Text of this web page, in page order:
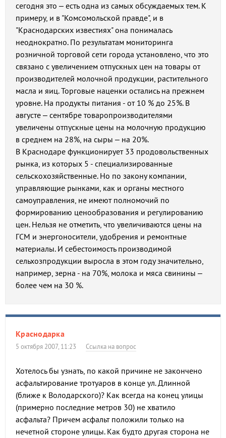
сегодня это – есть одна из самых обсуждаемых тем. К
примеру, и в "Комсомольской правде", и в
"Краснодарских известиях" она понималась
неоднократно. По результатам мониторинга
розничной торговой сети города установлено, что это
связано с увеличением отпускных цен на товары от
производителей молочной продукции, растительного
масла и яиц. Торговые наценки остались на прежнем
уровне. На продукты питания - от 10 % до 25%. В
августе – сентябре товаропроизводителями
увеличены отпускные цены на молочную продукцию
в среднем на 28%, на сыры – на 20%.
В Краснодаре функционирует 33 продовольственных
рынка, из которых 5 - специализированные
сельскохозяйственные. Но по закону компании,
управляющие рынками, как и органы местного
самоуправления, не имеют полномочий по
формированию ценообразования и регулированию
цен. Нельзя не отметить, что увеличиваются цены на
ГСМ и энергоносители, удобрения и ремонтные
материалы. И себестоимость производимой
сельхозпродукции выросла в этом году значительно,
например, зерна - на 70%, молока и мяса свинины –
более чем на 30 %.
Краснодарка
5 октября 2007, 11:23 Ссылка на вопрос
Хотелось бы узнать, по какой причине не закончено
асфальтирование тротуаров в конце ул. Длинной
(ближе к Володарского)? Как всегда на конец улицы
(примерно последние метров 30) не хватило
асфальта? Причем асфальт положили только на
нечетной стороне улицы. Как будто другая сторона не